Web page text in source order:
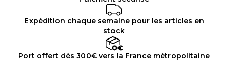
Expédition chaque semaine pour les articles en
stock
Port offert dès 300€ vers la France métropolitaine